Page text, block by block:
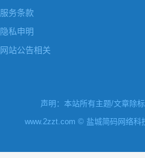
服务条款
隐私申明
网站公告相关
声明：本站所有主题/文章除
www.2zzt.com © 盐城简码网络科